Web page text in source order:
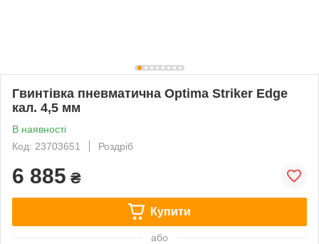
Гвинтівка пневматична Optima Striker Edge
кал. 4,5 мм
В наявності
Код: 23703651
Роздріб
6 885 ₴
Купити
або